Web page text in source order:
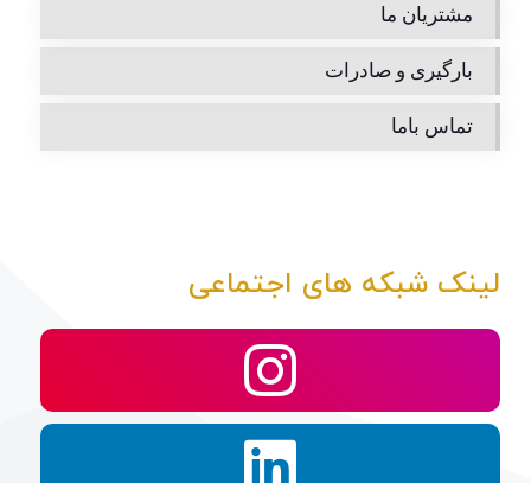
مشتریان ما
بارگیری و صادرات
تماس باما
لینک شبکه های اجتماعی